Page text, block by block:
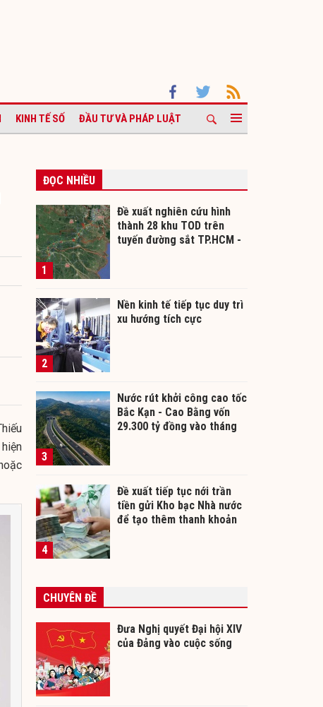
KINH TẾ SỐ ĐẦU TƯ VÀ PHÁP LUẬT
ĐỌC NHIỀU
1
Đề xuất nghiên cứu hình
thành 28 khu TOD trên
tuyến đường sắt TP.HCM -
2
Nền kinh tế tiếp tục duy trì
xu hướng tích cực
3
Nước rút khởi công cao tốc
Bắc Kạn - Cao Bằng vốn
29.300 tỷ đồng vào tháng
4
Đề xuất tiếp tục nới trần
tiền gửi Kho bạc Nhà nước
để tạo thêm thanh khoản
CHUYÊN ĐỀ
Đưa Nghị quyết Đại hội XIV
của Đảng vào cuộc sống